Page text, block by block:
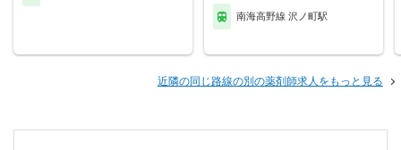
南海高野線 沢ノ町駅
近隣の同じ路線の別の薬剤師求人をもっと見る